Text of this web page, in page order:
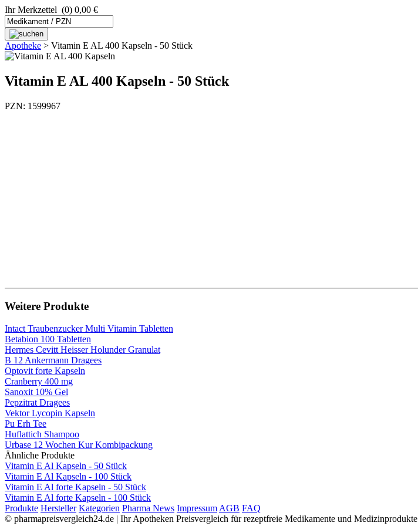
Ihr Merkzettel (0) 0,00 €
Apotheke > Vitamin E AL 400 Kapseln - 50 Stück
Vitamin E AL 400 Kapseln - 50 Stück
PZN: 1599967
Weitere Produkte
Intact Traubenzucker Multi Vitamin Tabletten
Betabion 100 Tabletten
Hermes Cevitt Heisser Holunder Granulat
B 12 Ankermann Dragees
Optovit forte Kapseln
Cranberry 400 mg
Sanoxit 10% Gel
Pepzitrat Dragees
Vektor Lycopin Kapseln
Pu Erh Tee
Huflattich Shampoo
Urbase 12 Wochen Kur Kombipackung
Ähnliche Produkte
Vitamin E Al Kapseln - 50 Stück
Vitamin E Al Kapseln - 100 Stück
Vitamin E Al forte Kapseln - 50 Stück
Vitamin E Al forte Kapseln - 100 Stück
Produkte Hersteller Kategorien Pharma News Impressum AGB FAQ
© pharmapreisvergleich24.de | Ihr Apotheken Preisvergleich für rezeptfreie Medikamente und Medizinprodukte